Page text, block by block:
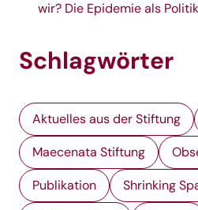
wir? Die Epidemie als
Schlagwörter
Aktuelles aus der Stiftung
Maecenata Stiftung
Publikation Shrinking